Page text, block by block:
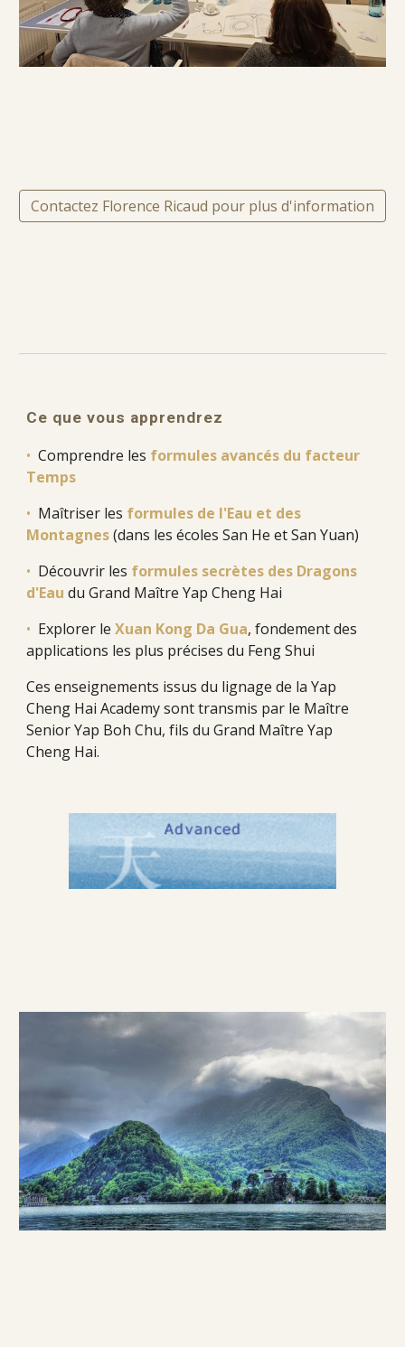
Contactez Florence Ricaud pour plus d'information
Ce que vous apprendrez
• Comprendre les formules avancés du facteur
Temps
• Maîtriser les formules de l'Eau et des
Montagnes(dans les écoles San He et San Yuan)
• Découvrir les formules secrètes des Dragons
d'Eau du Grand Maître Yap Cheng Hai
• Explorer le Xuan Kong Da Gua, fondement des
applications les plus précises du Feng Shui
Ces enseignements issus du lignage de la Yap
Cheng Hai Academy sont transmis par le Maître
Senior Yap Boh Chu, fils du Grand Maître Yap
Cheng Hai.